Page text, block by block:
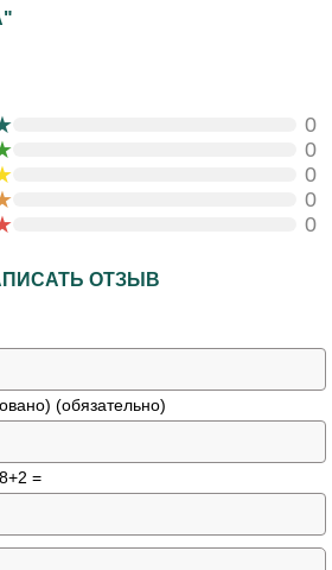
0
0
0
0
0
ОТЗЫВ
(обязательно)
=